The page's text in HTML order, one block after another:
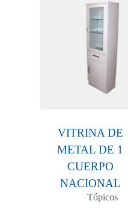
VITRINA DE
METAL DE 1
CUERPO
NACIONAL
Tópicos